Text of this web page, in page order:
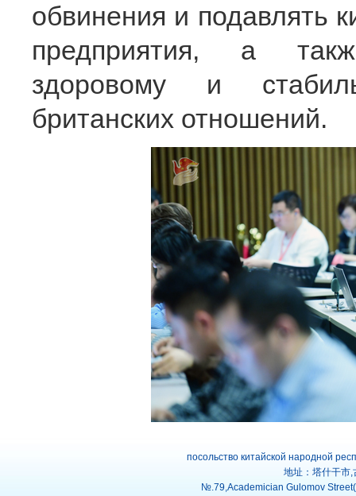
обвинения и подавлять
предприятия, а
здоровому и
британских отношений.
посольство китайской народной
地址：塔什干市
№.79,Academician Gulomov